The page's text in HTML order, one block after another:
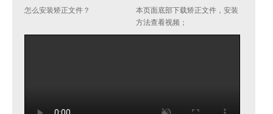
怎么安装矫正文件？
本页面底部下载矫正文件，安装
方法查看视频；